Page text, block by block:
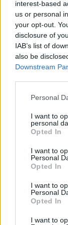
interest-based
us or personal
your opt-out.
disclosure of
IAB’s list of
also be
Downstream
Personal
I want to
personal
Opted In
I want to
Personal
Opted In
I want to
Personal
Opted In
I want to
нов
граѓаните.
на
ветувања.
анализира
изгубила
– порача
© Vecer.mk,